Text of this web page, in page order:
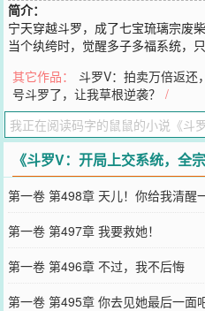
简介：
宁天穿越斗罗，成了七宝琉璃宗废
当个纨绔时，觉醒多子多福系统，
直接加年限，全员量产十万年猩红
宗门：“爹，神仙托梦说了，必须让
给药！”于是，整个七宝琉璃宗画
我搜寻天下美女，嫁我天儿！”剑
儿的提亲，老夫先斩了他！”骨斗罗
女、公主全给天儿抢回宗门生娃！”
修暗器，历经生死，他竟然躺着就
疯了吗？打上武魂殿，就为了逼娜
在软榻上，看着满宗门的神级老婆
神？你们是不是搞错了什么，现在
儿子包圆了啊！”
您要是觉得《斗罗V：开局上交系统
要忘记向您QQ群和微博微信里的朋
其它作品： 斗罗V：拍卖万倍返还
号斗罗了，让我草根逆袭？
/
《斗罗V：开局上交系统，全
第一卷 第498章 天儿！你给我清醒
第一卷 第497章 我要救她！
第一卷 第496章 不过，我不后悔
第一卷 第495章 你去见她最后一面